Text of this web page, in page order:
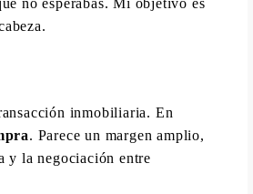
no esperabas. Mi objetivo es
inmobiliaria. En
. Parece un margen amplio,
y la negociación entre